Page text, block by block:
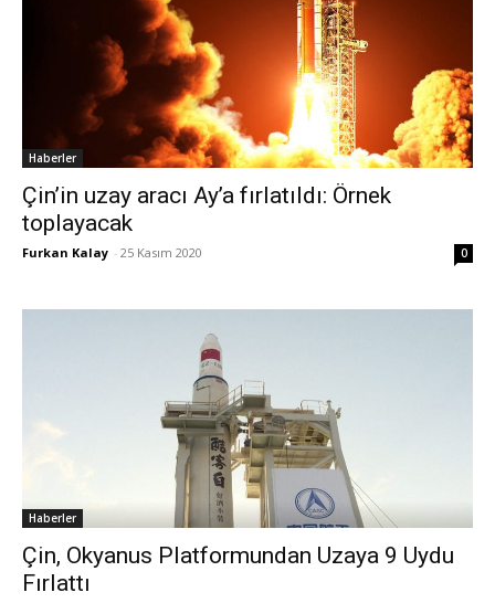
Haberler
Çin’in uzay aracı Ay’a fırlatıldı: Örnek
toplayacak
Furkan Kalay - 25 Kasım 2020 0
Haberler
Çin, Okyanus Platformundan Uzaya 9 Uydu
Fırlattı